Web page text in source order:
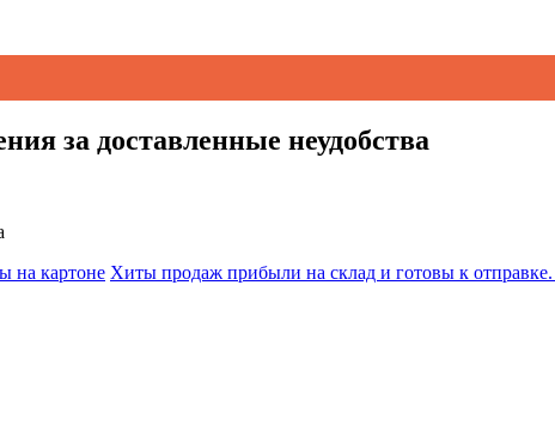
за доставленные неудобства
на картоне Хиты продаж прибыли на склад и готовы к